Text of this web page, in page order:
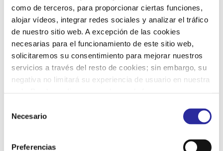
como de terceros, para proporcionar ciertas funciones,
alojar vídeos, integrar redes sociales y analizar el tráfico
de nuestro sitio web. A excepción de las cookies
necesarias para el funcionamiento de este sitio web,
solicitaremos su consentimiento para mejorar nuestros
servicios a través del resto de cookies; sin embargo, su
negativa no limitará su experiencia de usuario en nuestra
más información, puede consultar nuestra
Política de
Necesario
Preferencias
9 10 11 12 13 14
19
23 24 25 26 27 28 29